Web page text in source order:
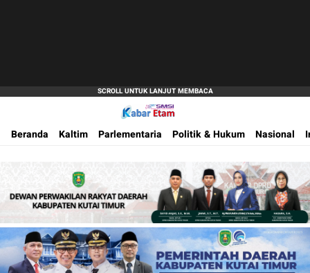
Kabar Etam
Akurat dan Terpercaya
Beranda
Kaltim Parlementaria Politik & Hukum Nasional